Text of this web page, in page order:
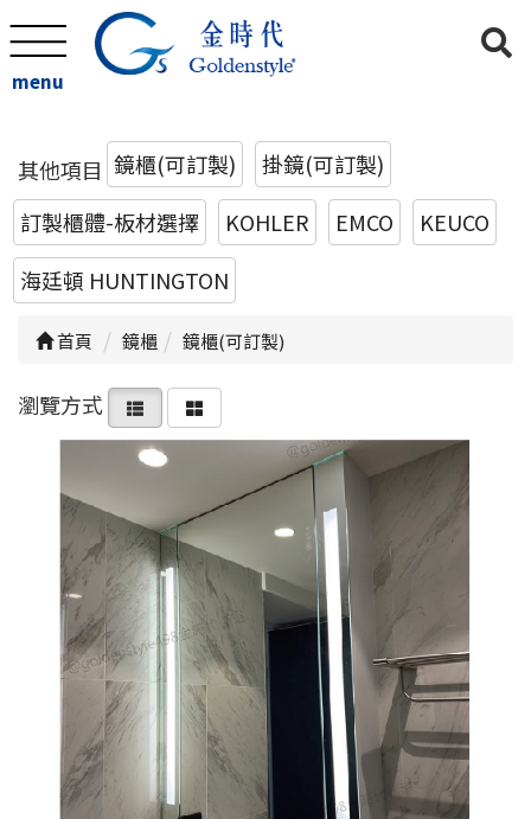
menu
其他項目 鏡櫃(可訂製)
掛鏡(可訂製)
訂製櫃體-板材選擇
KOHLER EMCO
KEUCO
海廷頓 HUNTINGTON
首頁 鏡櫃 鏡櫃(可訂製)
瀏覽方式